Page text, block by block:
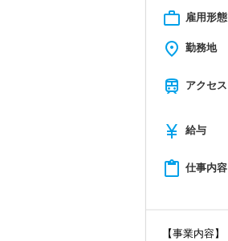
work_outline 雇用形態
place 勤務地
train アクセス
currency_yen 給与
content_paste 仕事内容
【事業内容】